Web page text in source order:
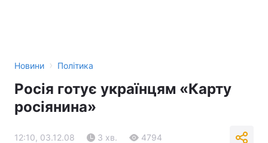
Новини › Політика
Росія готує українцям «Карту
росіянина»
12:10, 03.12.08 3 хв. 4794